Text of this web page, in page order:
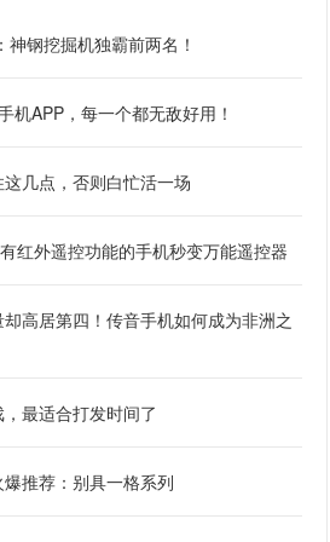
钢挖掘机独霸前两名！
机APP，每一个都无敌好用！
几点，否则白忙活一场
红外遥控功能的手机秒变万能遥控器
高居第四！传音手机如何成为非洲之
最适合打发时间了
推荐：别具一格系列